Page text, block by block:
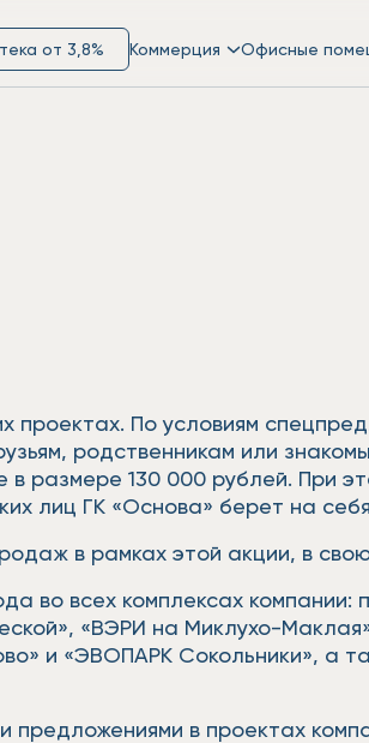
от 3,8% Коммерция Офисные
проектах. По условиям
родственникам или
размере 130 000 рублей. При
лиц ГК «Основа» берет на
в рамках этой акции, в
во всех комплексах
«ВЭРИ на Миклухо-Маклая»,
и «ЭВОПАРК Сокольники», а
предложениями в проектах